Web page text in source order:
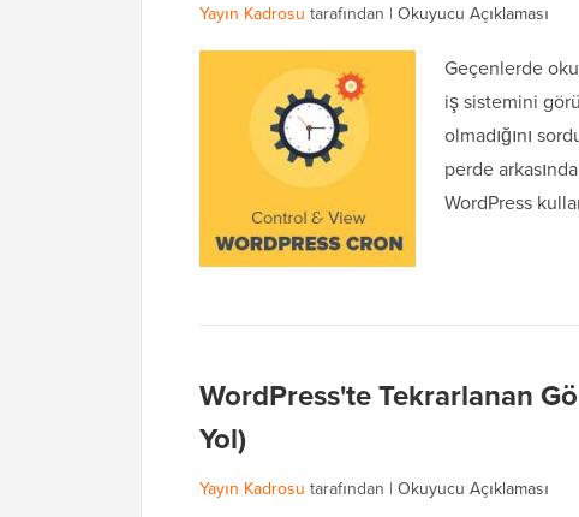
Yayın Kadrosu tarafından | Okuyucu Açıklaması
Geçenlerde
iş sistemini
olmadığını
perde
WordPress
WordPress'te Tekrarlanan
Yol)
Yayın Kadrosu tarafından | Okuyucu Açıklaması